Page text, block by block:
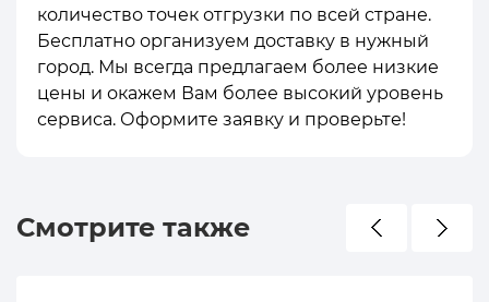
количество точек отгрузки по всей стране.
Бесплатно организуем доставку в нужный
город. Мы всегда предлагаем более низкие
цены и окажем Вам более высокий уровень
сервиса. Оформите заявку и проверьте!
Смотрите также